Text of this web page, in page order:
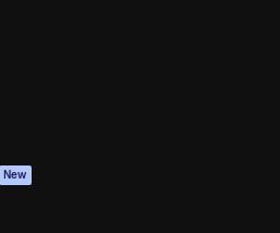
New